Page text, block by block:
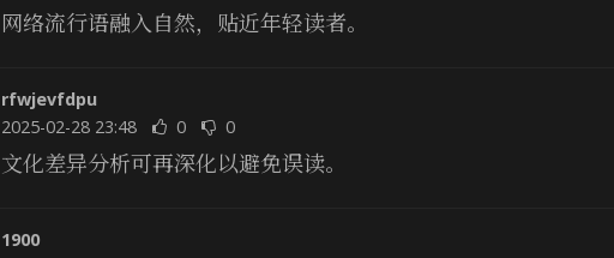
网络流行语融入自然，贴近年轻读者。
rfwjevfdpu
2025-02-28 23:48
0 0
文化差异分析可再深化以避免误读。
1900